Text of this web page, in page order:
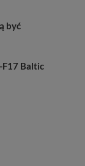
być
F17 Baltic